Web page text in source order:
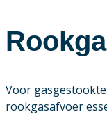
Voor
rookgasafvoer